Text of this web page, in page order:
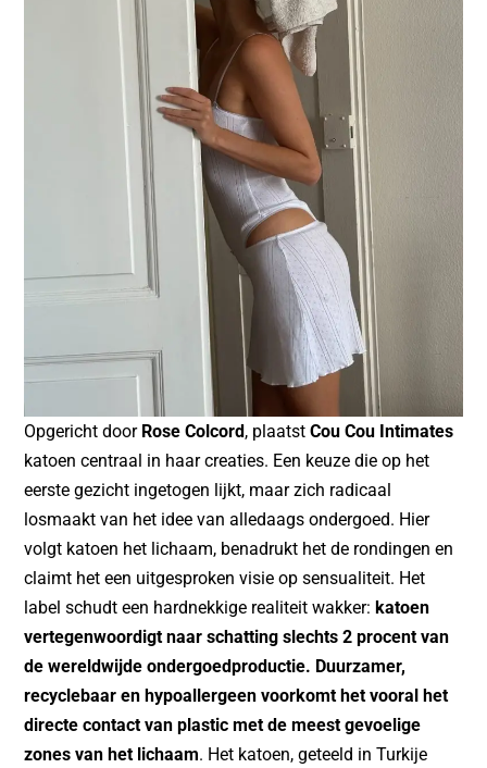
Opgericht door Rose Colcord , plaatstCou Cou Intimates
katoen centraal in haar creaties. Een keuze die op het
eerste gezicht ingetogen lijkt, maar zich radicaal
losmaakt van het idee van alledaags ondergoed. Hier
volgt katoen het lichaam, benadrukt het de rondingen en
claimt het een uitgesproken visie op sensualiteit. Het
label schudt een hardnekkige realiteit wakker: katoen
vertegenwoordigt naar schatting slechts 2 procent van
de wereldwijde ondergoedproductie. Duurzamer,
recyclebaar en hypoallergeen voorkomt het vooral het
directe contact van plastic met de meest gevoelige
zones van het lichaam. Het katoen, geteeld in Turkije